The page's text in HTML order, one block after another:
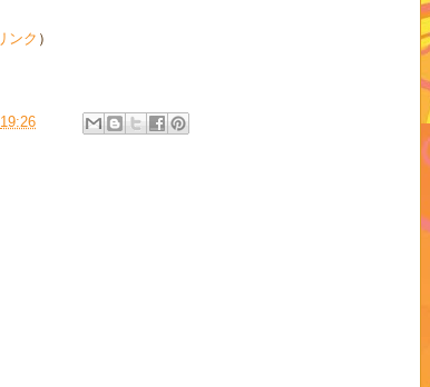
ンク ）
19:26